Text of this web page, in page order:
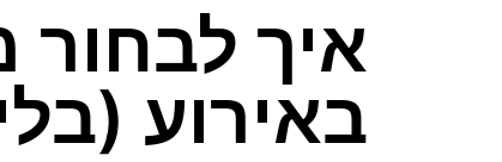
איך
באירוע